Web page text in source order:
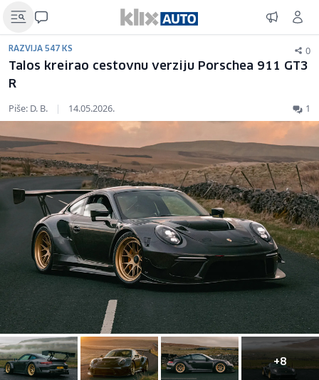
RAZVIJA 547 KS 0
Talos kreirao cestovnu verziju Porschea 911 GT3
R
Piše: D. B. | 14.05.2026. 1
+8